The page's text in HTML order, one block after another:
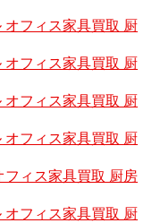
フィス家具買取 厨
フィス家具買取 厨
オフィス家具買取 厨
フィス家具買取 厨
ィス家具買取 厨房
フィス家具買取 厨